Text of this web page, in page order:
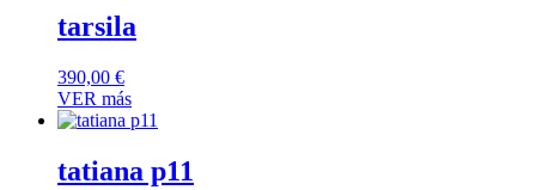
tarsila
390,00 €
VER más
tatiana p11